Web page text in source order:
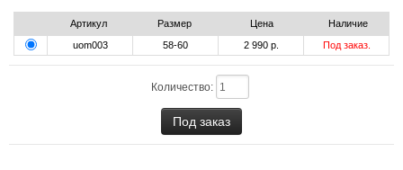
Артикул Размер Цена
Наличие
uom003
58-60 2 990 р. Под заказ.
Количество: